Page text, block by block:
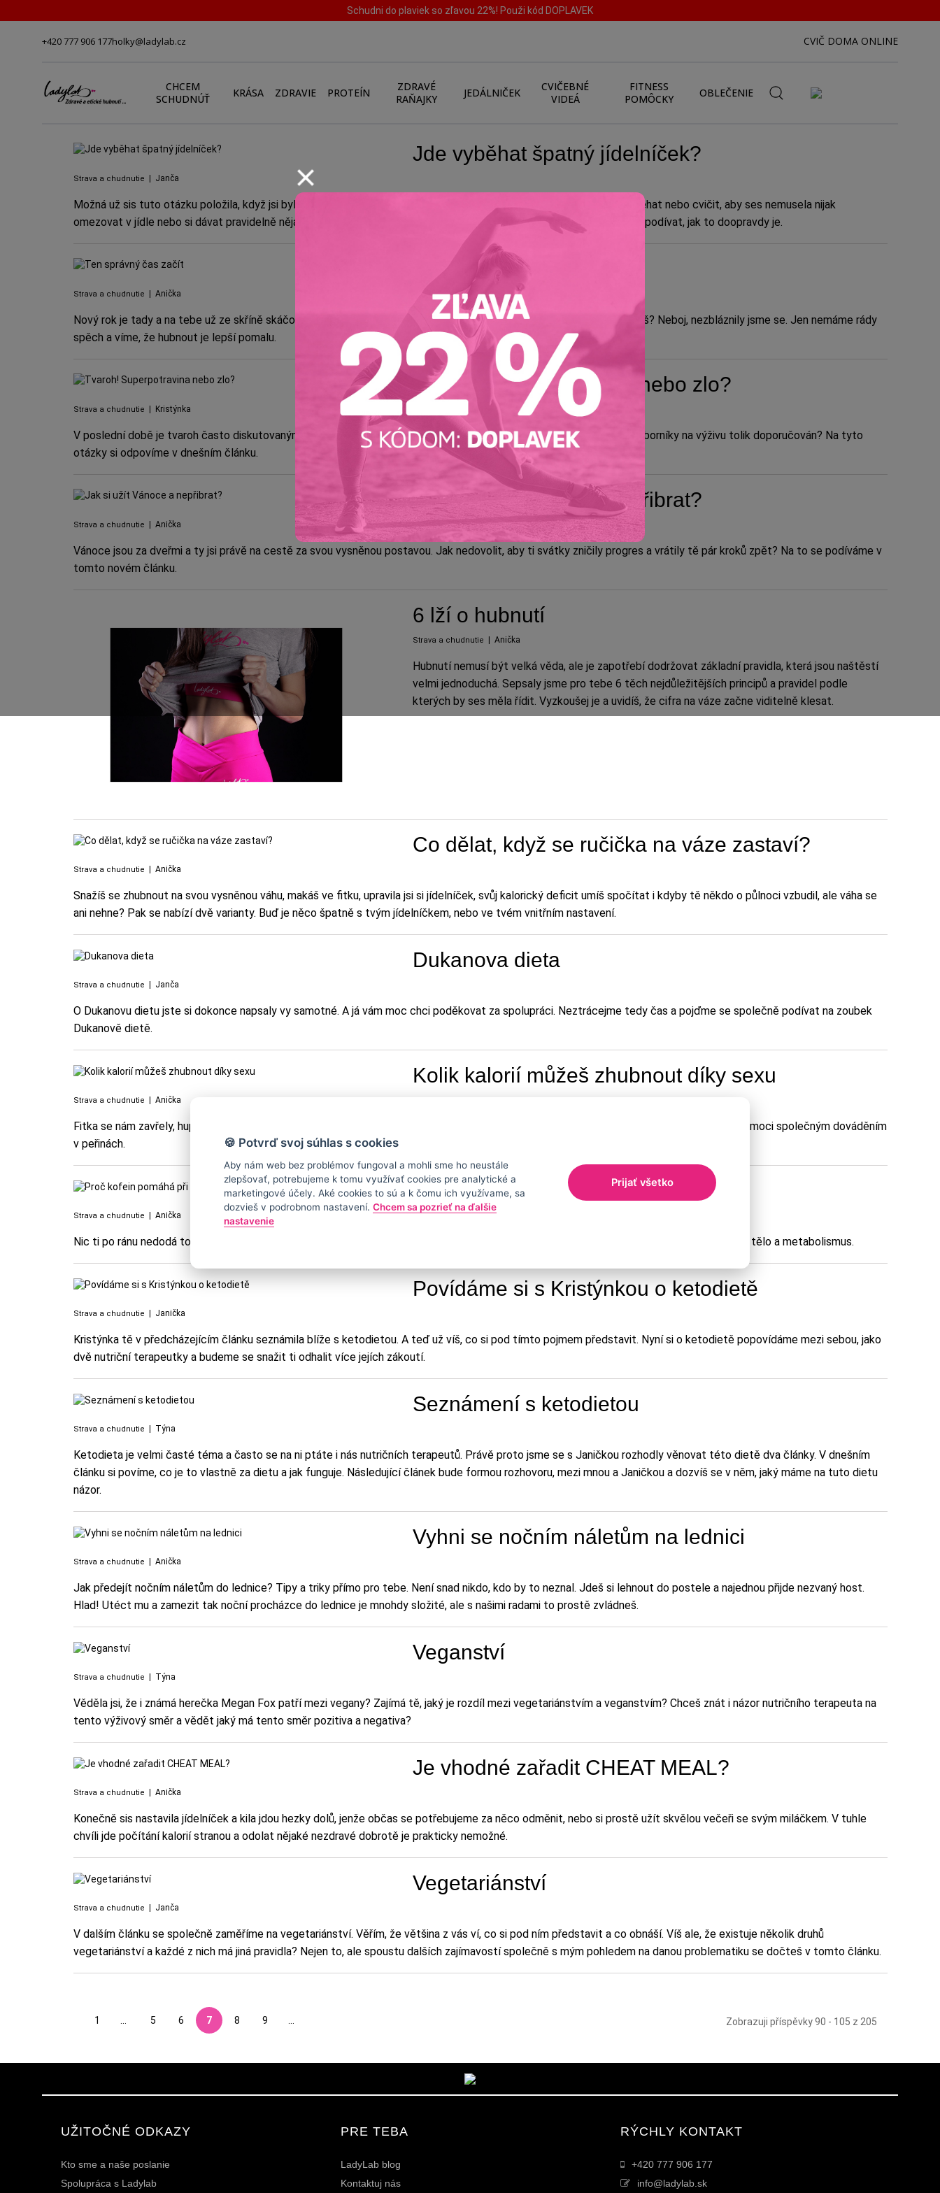
Schudni do plaviek so zľavou 22%! Použi kód DOPLAVEK
+420 777 906 177holky@ladylab.cz CVIČ DOMA ONLINE
CHCEM
SCHUDNÚŤ
KRÁSA ZDRAVIE PROTEÍN
ZDRAVÉ
RAŇAJKY
JEDÁLNIČEK
CVIČEBNÉ
VIDEÁ
FITNESS
POMÔCKY
OBLEČENIE
Jde vyběhat špatný jídelníček?
Strava a chudnutie Janča
Možná už sis tuto otázku položila, když jsi byla po nějaké oslavě. Možná je to tvé krédo, že raději budeš pravidelně běhat nebo cvičit, aby ses nemusela nijak
omezovat v jídle nebo si dávat pravidelně nějaké dobrůtky. Opravdu to tak funguje? Pojďme se v následujícím článku podívat, jak to doopravdy je.
Ten správný čas začít
Strava a chudnutie Anička
Nový rok je tady a na tebe už ze skříně skáčou kostlivci v podobě jarního oblečení a obav, jak se do něj po zimě vejdeš? Neboj, nezbláznily jsme se. Jen nemáme rády
spěch a víme, že hubnout je lepší pomalu.
Tvaroh! Superpotravina nebo zlo?
Strava a chudnutie Kristýnka
V poslední době je tvaroh často diskutovaným tématem. Zajímá tě, jestli ho zařadit do jídelníčku? A proč je všemi odborníky na výživu tolik doporučován? Na tyto
otázky si odpovíme v dnešním článku.
Jak si užít Vánoce a nepřibrat?
Strava a chudnutie Anička
Vánoce jsou za dveřmi a ty jsi právě na cestě za svou vysněnou postavou. Jak nedovolit, aby ti svátky zničily progres a vrátily tě pár kroků zpět? Na to se podíváme v
tomto novém článku.
6 lží o hubnutí
Strava a chudnutie Anička
Hubnutí nemusí být velká věda, ale je zapotřebí dodržovat základní pravidla, která jsou naštěstí
velmi jednoduchá. Sepsaly jsme pro tebe 6 těch nejdůležitějších principů a pravidel podle
kterých by ses měla řídit. Vyzkoušej je a uvidíš, že cifra na váze začne viditelně klesat.
Co dělat, když se ručička na váze zastaví?
Strava a chudnutie Anička
Snažíš se zhubnout na svou vysněnou váhu, makáš ve fitku, upravila jsi si jídelníček, svůj kalorický deficit umíš spočítat i kdyby tě někdo o půlnoci vzbudil, ale váha se
ani nehne? Pak se nabízí dvě varianty. Buď je něco špatně s tvým jídelníčkem, nebo ve tvém vnitřním nastavení.
Dukanova dieta
Strava a chudnutie Janča
O Dukanovu dietu jste si dokonce napsaly vy samotné. A já vám moc chci poděkovat za spolupráci. Neztrácejme tedy čas a pojďme se společně podívat na zoubek
Dukanově dietě.
Kolik kalorií můžeš zhubnout díky sexu
Strava a chudnutie Anička
Fitka se nám zavřely, hupsnout do postele nám ale ještě nikdo nezakázal. A tak si k lepší postavě, nebo minimálně lepší náladě můžeme pomoci společným dováděním
v peřinách.
Proč kofein pomáhá při hubnutí?
Strava a chudnutie Anička
Nic ti po ránu nedodá tolik energie, jako šálek kvalitní kávy? Je to tím, že káva obsahuje kofein, a ten je velmi účinným stimulantem pro tvé tělo a metabolismus.
Povídáme si s Kristýnkou o ketodietě
Strava a chudnutie Janička
Kristýnka tě v předcházejícím článku seznámila blíže s ketodietou. A teď už víš, co si pod tímto pojmem představit. Nyní si o ketodietě popovídáme mezi sebou, jako
dvě nutriční terapeutky a budeme se snažit ti odhalit více jejích zákoutí.
Seznámení s ketodietou
Strava a chudnutie Týna
Ketodieta je velmi časté téma a často se na ni ptáte i nás nutričních terapeutů. Právě proto jsme se s Janičkou rozhodly věnovat této dietě dva články. V dnešním
článku si povíme, co je to vlastně za dietu a jak funguje. Následující článek bude formou rozhovoru, mezi mnou a Janičkou a dozvíš se v něm, jaký máme na tuto dietu
názor.
Vyhni se nočním náletům na lednici
Strava a chudnutie Anička
Jak předejít nočním náletům do lednice? Tipy a triky přímo pro tebe. Není snad nikdo, kdo by to neznal. Jdeš si lehnout do postele a najednou přijde nezvaný host.
Hlad! Utéct mu a zamezit tak noční procházce do lednice je mnohdy složité, ale s našimi radami to prostě zvládneš.
Veganství
Strava a chudnutie Týna
Věděla jsi, že i známá herečka Megan Fox patří mezi vegany? Zajímá tě, jaký je rozdíl mezi vegetariánstvím a veganstvím? Chceš znát i názor nutričního terapeuta na
tento výživový směr a vědět jaký má tento směr pozitiva a negativa?
Je vhodné zařadit CHEAT MEAL?
Strava a chudnutie Anička
Konečně sis nastavila jídelníček a kila jdou hezky dolů, jenže občas se potřebujeme za něco odměnit, nebo si prostě užít skvělou večeři se svým miláčkem. V tuhle
chvíli jde počítání kalorií stranou a odolat nějaké nezdravé dobrotě je prakticky nemožné.
Vegetariánství
Strava a chudnutie Janča
V dalším článku se společně zaměříme na vegetariánství. Věřím, že většina z vás ví, co si pod ním představit a co obnáší. Víš ale, že existuje několik druhů
vegetariánství a každé z nich má jiná pravidla? Nejen to, ale spoustu dalších zajímavostí společně s mým pohledem na danou problematiku se dočteš v tomto článku.
1 ... 5 6 7 8 9 ... Zobrazuji příspěvky 90 - 105 z 205
UŽITOČNÉ ODKAZY
Kto sme a naše poslanie
Spolupráca s Ladylab
PRE TEBA
LadyLab blog
Kontaktuj nás
RÝCHLY KONTAKT
+420 777 906 177
info@ladylab.sk
🍪 Potvrď svoj súhlas s cookies
Aby nám web bez problémov fungoval a mohli sme ho neustále
zlepšovať, potrebujeme k tomu využívať cookies pre analytické a
marketingové účely. Aké cookies to sú a k čomu ich využívame, sa
dozvieš v podrobnom nastavení. Chcem sa pozrieť na ďalšie
nastavenie
Prijať všetko